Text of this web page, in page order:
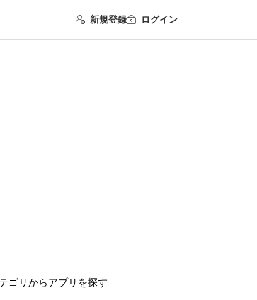
新規登録 ログイン
ゴリからアプリを探す